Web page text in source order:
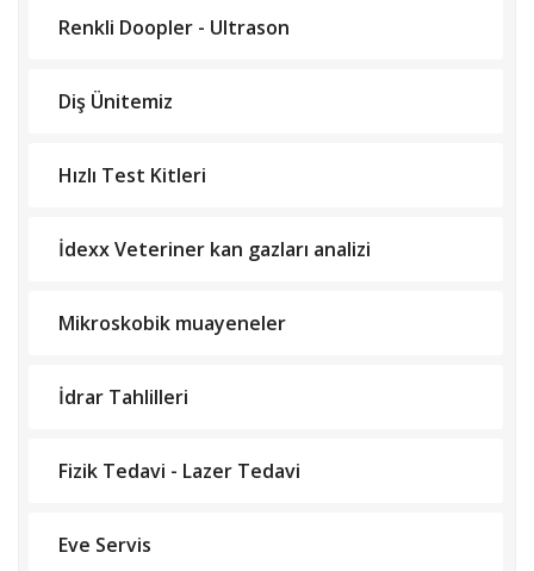
Renkli Doopler - Ultrason
Diş Ünitemiz
Hızlı Test Kitleri
İdexx Veteriner kan gazları analizi
Mikroskobik muayeneler
İdrar Tahlilleri
Fizik Tedavi - Lazer Tedavi
Eve Servis